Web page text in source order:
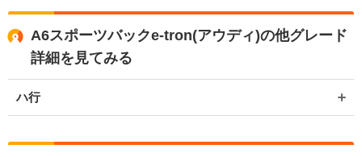
A6スポーツバックe-tron(アウディ)の他グレード
詳細を見てみる
ハ行